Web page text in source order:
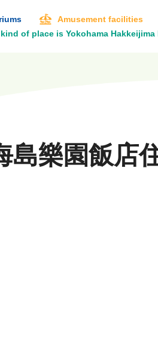
Amusement facilities
of place is Yokohama Hakkeijima
島樂園飯店